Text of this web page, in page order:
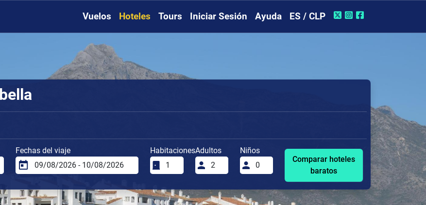
Vuelos Hoteles Tours Iniciar Sesión Ayuda ES / CLP
Fechas del viaje HabitacionesAdultos
Niños
Comparar hoteles
baratos